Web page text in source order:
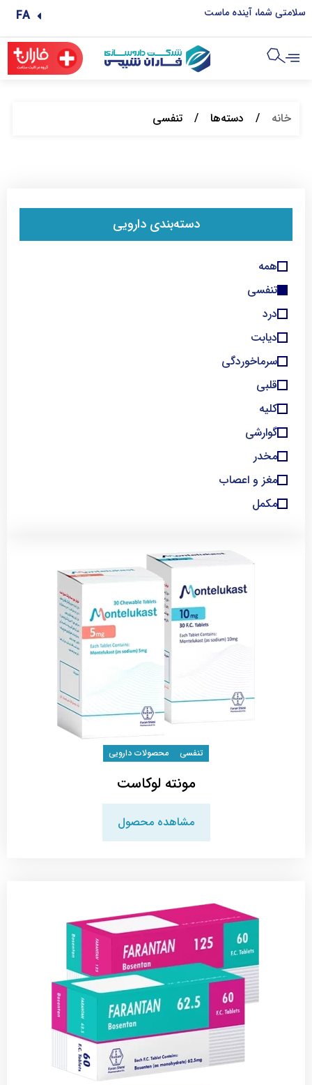
FA سلامتی شما، آینده ماست
خانه / دسته‌ها / تنفسی
دسته‌بندی دارویی
همه
تنفسی
درد
دیابت
سرماخوردگی
قلبی
کلیه
گوارشی
مخدر
مغز و اعصاب
مکمل
تنفسی محصولات دارویی
مونته لوکاست
مشاهده محصول